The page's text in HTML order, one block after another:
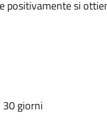
positivamente si
giorni